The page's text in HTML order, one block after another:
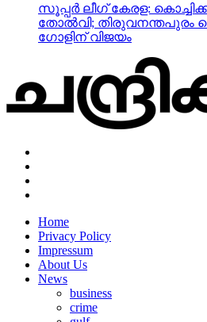
സൂപ്പര്‍ ലീഗ് കേരള:
തോല്‍വി;
ഗോളിന് വിജയം
Home
Privacy Policy
Impressum
About Us
News
business
crime